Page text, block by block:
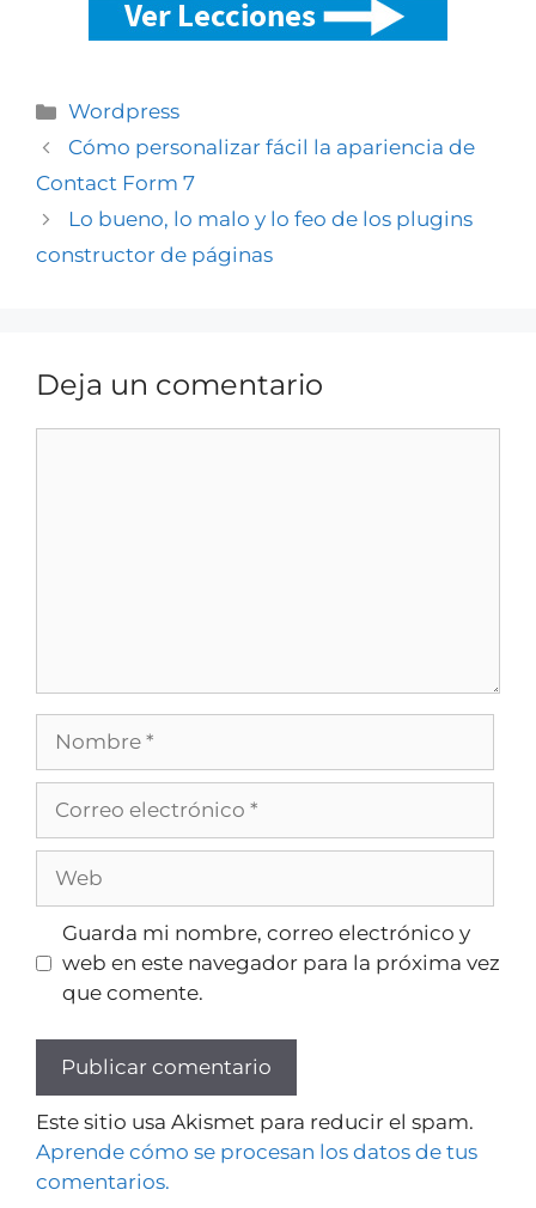
Wordpress
Cómo personalizar fácil la apariencia de
Contact Form 7
Lo bueno, lo malo y lo feo de los plugins
constructor de páginas
Deja un comentario
Guarda mi nombre, correo electrónico y
web en este navegador para la próxima vez
que comente.
Este sitio usa Akismet para reducir el spam.
Aprende cómo se procesan los datos de tus
comentarios.